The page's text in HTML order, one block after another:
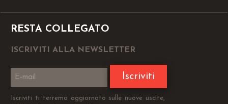
RESTA COLLEGATO
ISCRIVITI ALLA NEWSLETTER
Iscriviti
Iscriviti ti terremo aggiornato sulle nuove uscite,